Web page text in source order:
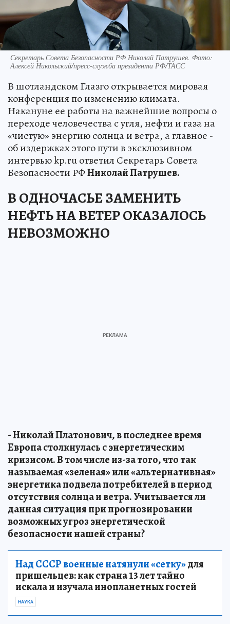
Секретарь Совета Безопасности РФ Николай Патрушев. Фото:
Алексей Никольский/пресс-служба президента РФ/ТАСС
В шотландском Глазго открывается мировая
конференция по изменению климата.
Накануне ее работы на важнейшие вопросы о
переходе человечества с угля, нефти и газа на
«чистую» энергию солнца и ветра, а главное -
об издержках этого пути в эксклюзивном
интервью kp.ru ответил Секретарь Совета
Безопасности РФНиколай Патрушев.
В ОДНОЧАСЬЕ ЗАМЕНИТЬ
НЕФТЬ НА ВЕТЕР ОКАЗАЛОСЬ
НЕВОЗМОЖНО
- Николай Платонович, в последнее время
Европа столкнулась с энергетическим
кризисом. В том числе из-за того, что так
называемая «зеленая» или «альтернативная»
энергетика подвела потребителей в период
отсутствия солнца и ветра. Учитывается ли
данная ситуация при прогнозировании
возможных угроз энергетической
безопасности нашей страны?
Над СССР военные натянули «сетку»для
пришельцев: как страна 13 лет тайно
искала и изучала инопланетных гостей
НАУКА